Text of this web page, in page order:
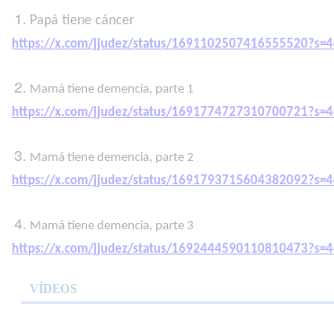
Papá tiene cáncer
https://x.com/jjudez/status/
Mamá tiene demencia, parte 1
https://x.com/jjudez/status/
Mamá tiene demencia, parte 2
https://x.com/jjudez/status/
Mamá tiene demencia, parte 3
https://x.com/jjudez/status/
VÍDEOS